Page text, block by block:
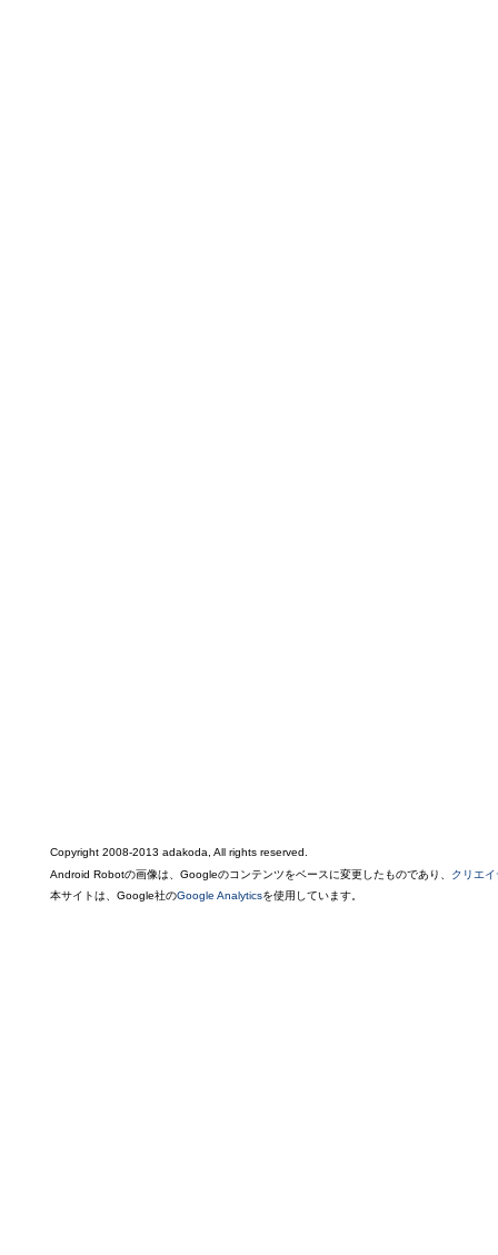
Copyright 2008-2013 adakoda, All rights reserved.
Android Robotの画像は、Googleのコンテンツをベースに変更したものであり、 クリエ
本サイトは、Google社のGoogle Analyticsを使用しています。